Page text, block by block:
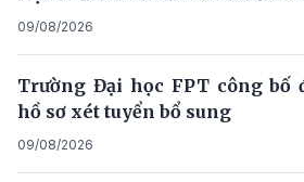
09/08/2026
Trường Đại học FPT công bố
hồ sơ xét tuyển bổ sung
09/08/2026